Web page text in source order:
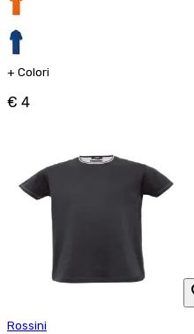
+ Colori
€ 4
Rossini